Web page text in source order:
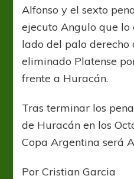
Alfonso y el sexto
ejecuto Angulo que
lado del palo derecho
eliminado Platense
frente a Huracán.
Tras terminar los
de Huracán en los
Copa Argentina será
Por Cristian Garcia